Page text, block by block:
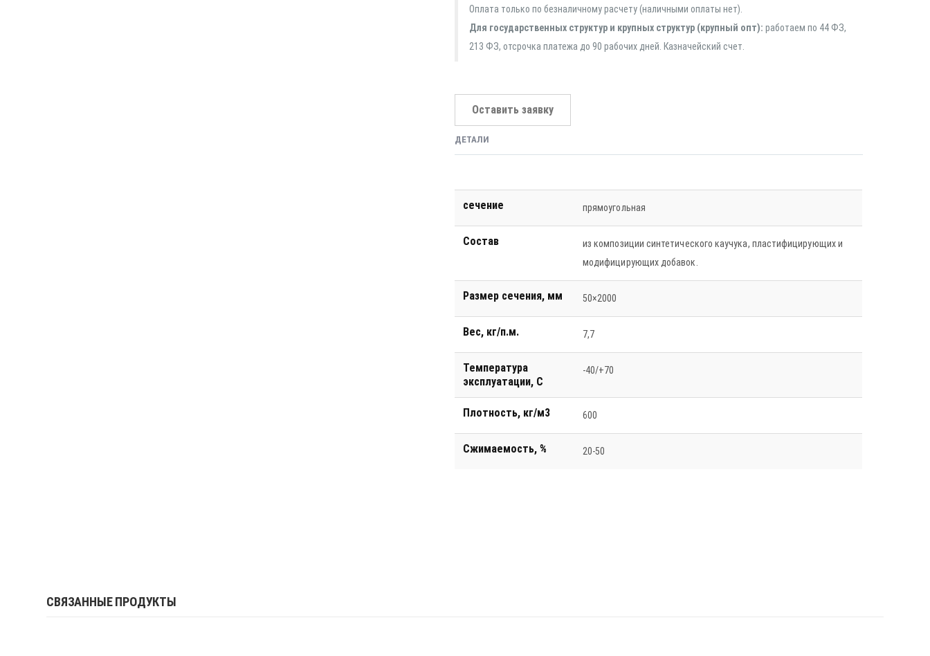
Оплата только по безналичному расчету (наличными оплаты нет).
Для государственных структур и крупных структур (крупный опт): работаем по 44 ФЗ,
213 ФЗ, отсрочка платежа до 90 рабочих дней. Казначейский счет.
Оставить заявку
ДЕТАЛИ
сечение прямоугольная
Состав
из композиции синтетического каучука, пластифицирующих и
модифицирующих добавок.
Размер сечения, мм 50×2000
Вес, кг/п.м. 7,7
Температура
эксплуатации, С
-40/+70
Плотность, кг/м3 600
Сжимаемость, % 20-50
СВЯЗАННЫЕ ПРОДУКТЫ